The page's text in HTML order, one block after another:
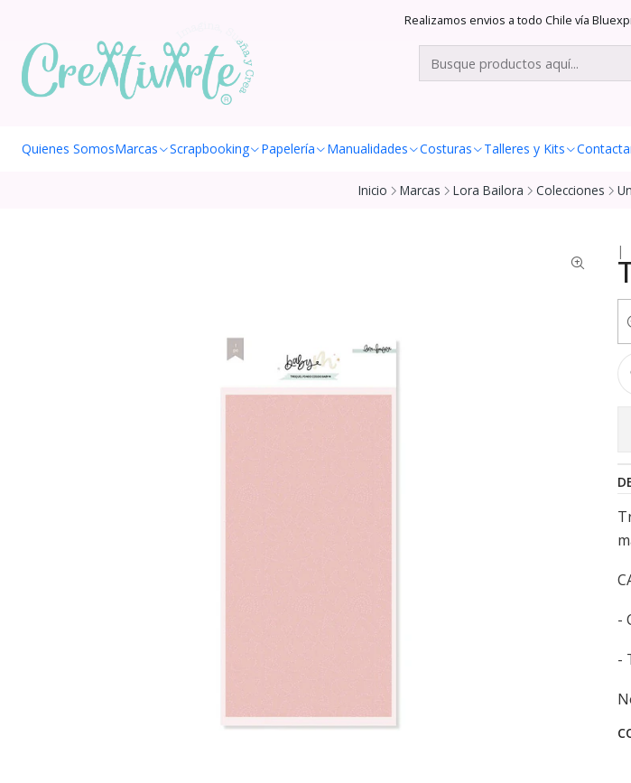
Quienes SomosMarcas Scrapbooking Papelería Manualidades Costuras Talleres y Kits
Realizamos envios a todo Chile vía
Inicio Marcas Lora Bailora Colecciones
|
-
-